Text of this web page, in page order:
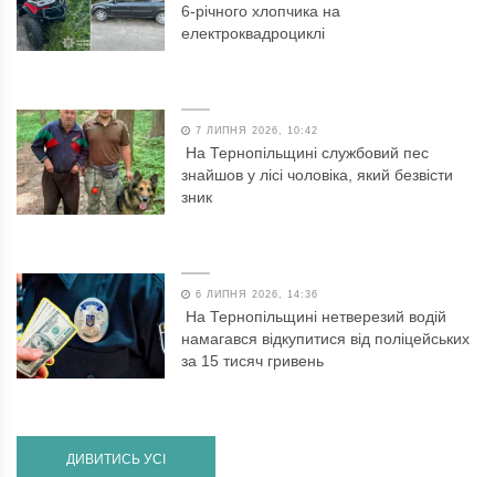
6-річного хлопчика на
електроквадроциклі
7 ЛИПНЯ 2026, 10:42
На Тернопільщині службовий пес
знайшов у лісі чоловіка, який безвісти
зник
6 ЛИПНЯ 2026, 14:36
На Тернопільщині нетверезий водій
намагався відкупитися від поліцейських
за 15 тисяч гривень
ДИВИТИСЬ УСІ